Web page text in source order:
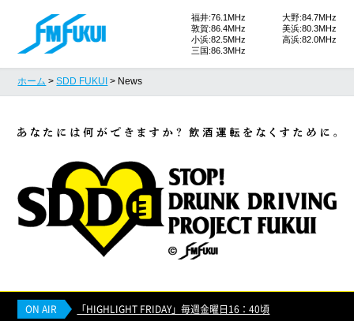
福井:76.1MHz
大野:84.7MHz
敦賀:86.4MHz
美浜:80.3MHz
小浜:82.5MHz
高浜:82.0MHz
三国:86.3MHz
ホーム >SDD FUKUI > News
ON AIR 「HIGHLIGHT FRIDAY」毎週金曜日16：40頃